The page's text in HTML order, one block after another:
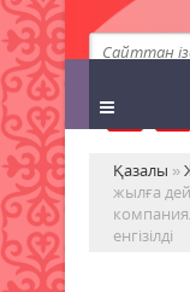
Қазалы »
жылға
енгізілді